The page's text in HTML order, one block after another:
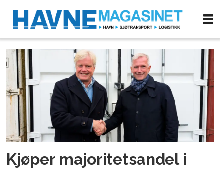
Tag:
container
norway
utleie
as
Kjøper majoritetsandel i